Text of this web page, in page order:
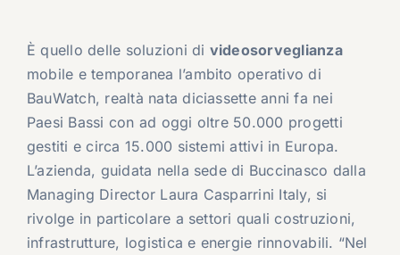
È quello delle soluzioni di videosorveglianza
mobile e temporanea l’ambito operativo di
BauWatch, realtà nata diciassette anni fa nei
Paesi Bassi con ad oggi oltre 50.000 progetti
gestiti e circa 15.000 sistemi attivi in Europa.
L’azienda, guidata nella sede di Buccinasco dalla
Managing Director Laura Casparrini Italy, si
rivolge in particolare a settori quali costruzioni,
infrastrutture, logistica e energie rinnovabili. “Nel